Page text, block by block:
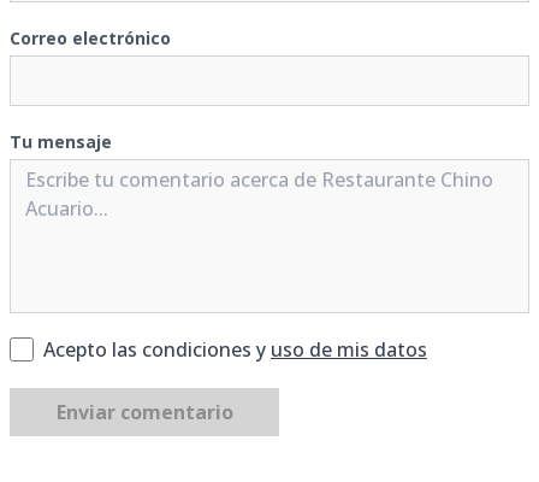
Correo electrónico
Tu mensaje
Acepto las condiciones y uso de mis datos
Enviar comentario